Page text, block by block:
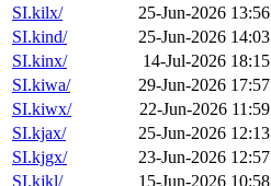
SI.kilx/
25-Jun-2026 13:56
SI.kind/
25-Jun-2026 14:03
SI.kinx/
14-Jul-2026 18:15
SI.kiwa/
29-Jun-2026 17:57
SI.kiwx/
22-Jun-2026 11:59
SI.kjax/
25-Jun-2026 12:13
SI.kjgx/
23-Jun-2026 12:57
SI.kjkl/
15-Jun-2026 10:58